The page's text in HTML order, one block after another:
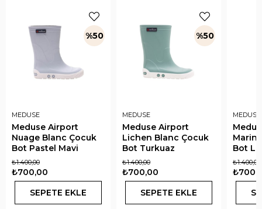
MEDUSE
Meduse Airport
Nuage Blanc Çocuk
Bot Pastel Mavi
₺700,00
₺1.400,00
SEPETE EKLE
%50
MEDUSE
Meduse Airport
Lichen Blanc Çocuk
Bot Turkuaz
₺700,00
₺1.400,00
SEPETE EKLE
%50
MEDUSE
Bot
₺1.400,00